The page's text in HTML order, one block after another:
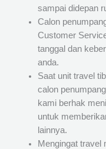
sampai didepan
Calon
Customer
tanggal dan
anda.
Saat unit travel
calon
kami berhak
untuk
lainnya.
Mengingat travel